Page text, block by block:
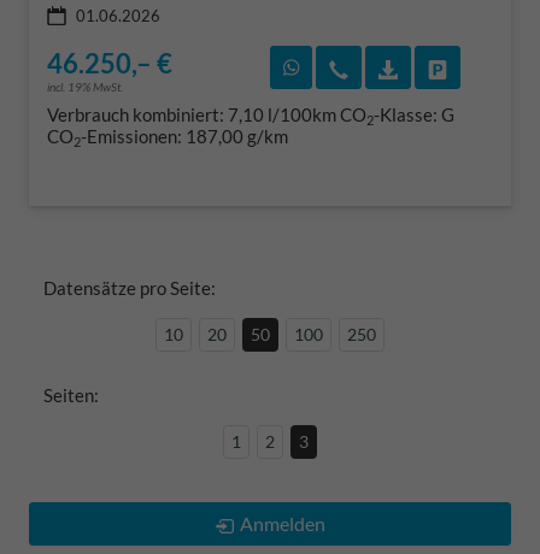
01.06.2026
46.250,– €
incl. 19% MwSt.
Rückruf vereinbaren
Wir rufen Sie an
Verbrauch kombiniert: 7,10 l/100kmCO2-Klasse: G
CO2-Emissionen: 187,00 g/km
Datensätze pro Seite:
10 20 50 100 250
Seiten:
1 2 3
Anmelden